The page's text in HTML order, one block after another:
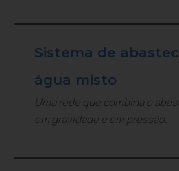
Sistema de
água misto
Uma rede que combina o
em gravidade e em pressão.